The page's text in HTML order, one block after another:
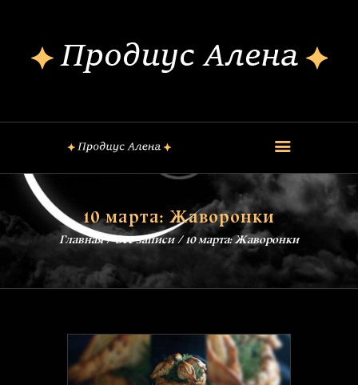
10 марта: Жаворонки
Главная Все записи 10 марта: Жаворонки
ШКОЛА МАГИИ
ЗАГОВОРЫ
БЛОГ
КОНТАКТЫ